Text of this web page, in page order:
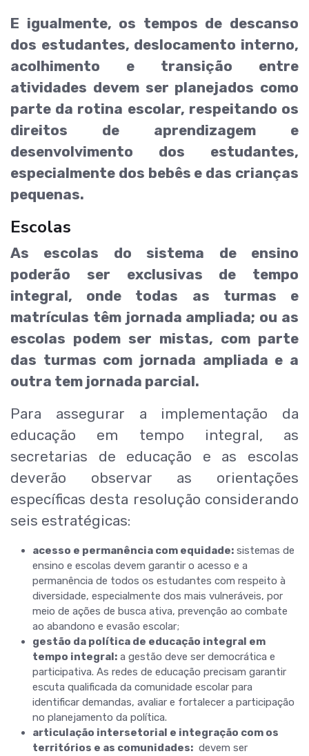
E igualmente, os tempos de descanso
dos estudantes, deslocamento interno,
acolhimento e transição entre
atividades devem ser planejados como
parte da rotina escolar, respeitando os
direitos de aprendizagem e
desenvolvimento dos estudantes,
especialmente dos bebês e das crianças
pequenas.
Escolas
As escolas do sistema de ensino
poderão ser exclusivas de tempo
integral, onde todas as turmas e
matrículas têm jornada ampliada; ou as
escolas podem ser mistas, com parte
das turmas com jornada ampliada e a
outra tem jornada parcial.
Para assegurar a implementação da
educação em tempo integral, as
secretarias de educação e as escolas
deverão observar as orientações
específicas desta resolução considerando
seis estratégicas:
acesso e permanência com equidade: sistemas de
ensino e escolas devem garantir o acesso e a
permanência de todos os estudantes com respeito à
diversidade, especialmente dos mais vulneráveis, por
meio de ações de busca ativa, prevenção ao combate
ao abandono e evasão escolar;
gestão da política de educação integral em
tempo integral: a gestão deve ser democrática e
participativa. As redes de educação precisam garantir
escuta qualificada da comunidade escolar para
identificar demandas, avaliar e fortalecer a participação
no planejamento da política.
articulação intersetorial e integração com os
territórios e as comunidades: devem ser